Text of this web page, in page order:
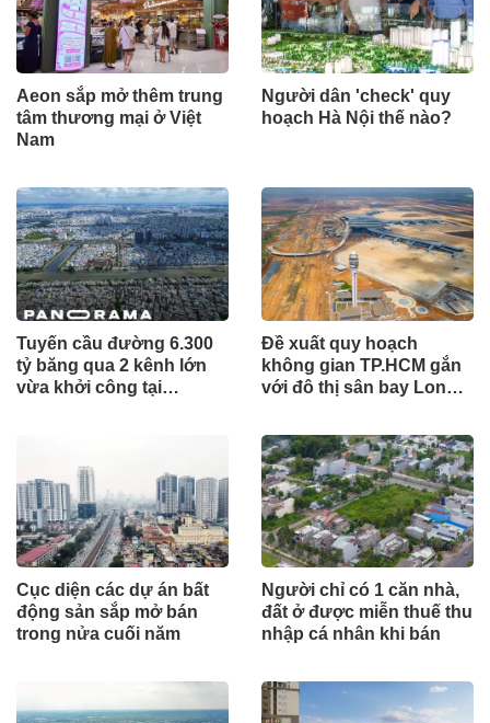
Aeon sắp mở thêm trung
tâm thương mại ở Việt
Nam
Người dân 'check' quy
hoạch Hà Nội thế nào?
Tuyến cầu đường 6.300
tỷ băng qua 2 kênh lớn
vừa khởi công tại
Đề xuất quy hoạch
không gian TP.HCM gắn
với đô thị sân bay Long
Cục diện các dự án bất
động sản sắp mở bán
trong nửa cuối năm
Người chỉ có 1 căn nhà,
đất ở được miễn thuế thu
nhập cá nhân khi bán